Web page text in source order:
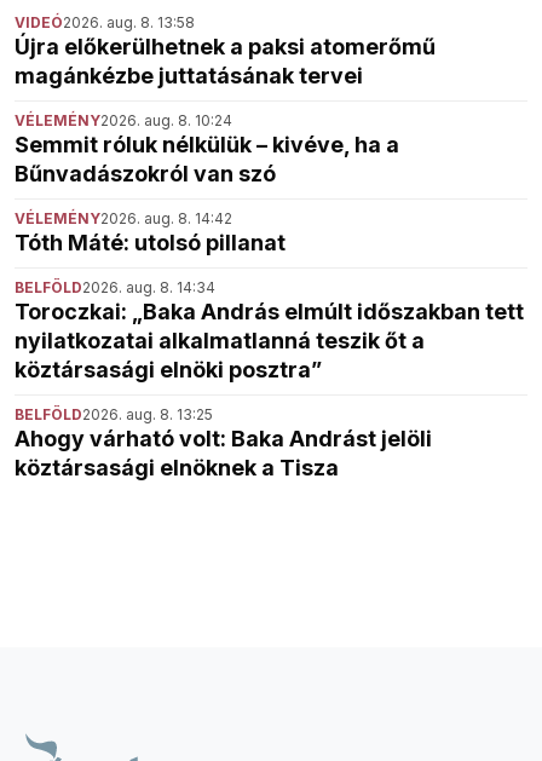
VIDEÓ2026. aug. 8. 13:58
Újra előkerülhetnek a paksi atomerőmű
magánkézbe juttatásának tervei
VÉLEMÉNY2026. aug. 8. 10:24
Semmit róluk nélkülük – kivéve, ha a
Bűnvadászokról van szó
VÉLEMÉNY2026. aug. 8. 14:42
Tóth Máté: utolsó pillanat
BELFÖLD2026. aug. 8. 14:34
Toroczkai: „Baka András elmúlt időszakban tett
nyilatkozatai alkalmatlanná teszik őt a
köztársasági elnöki posztra”
BELFÖLD2026. aug. 8. 13:25
Ahogy várható volt: Baka Andrást jelöli
köztársasági elnöknek a Tisza